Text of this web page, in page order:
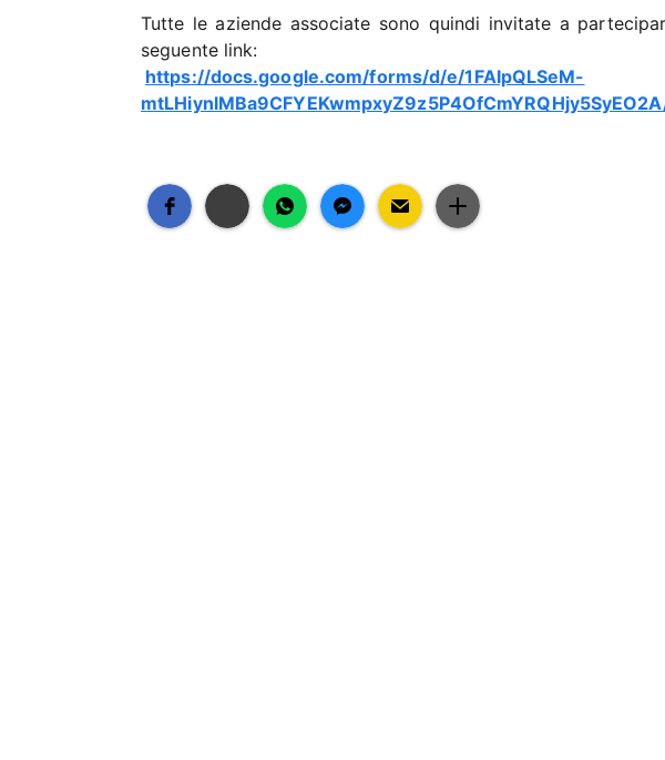
Tutte le aziende associate sono quindi invitate a
seguente link:
https://docs.google.com/forms/d/e/1FAIpQLSeM-